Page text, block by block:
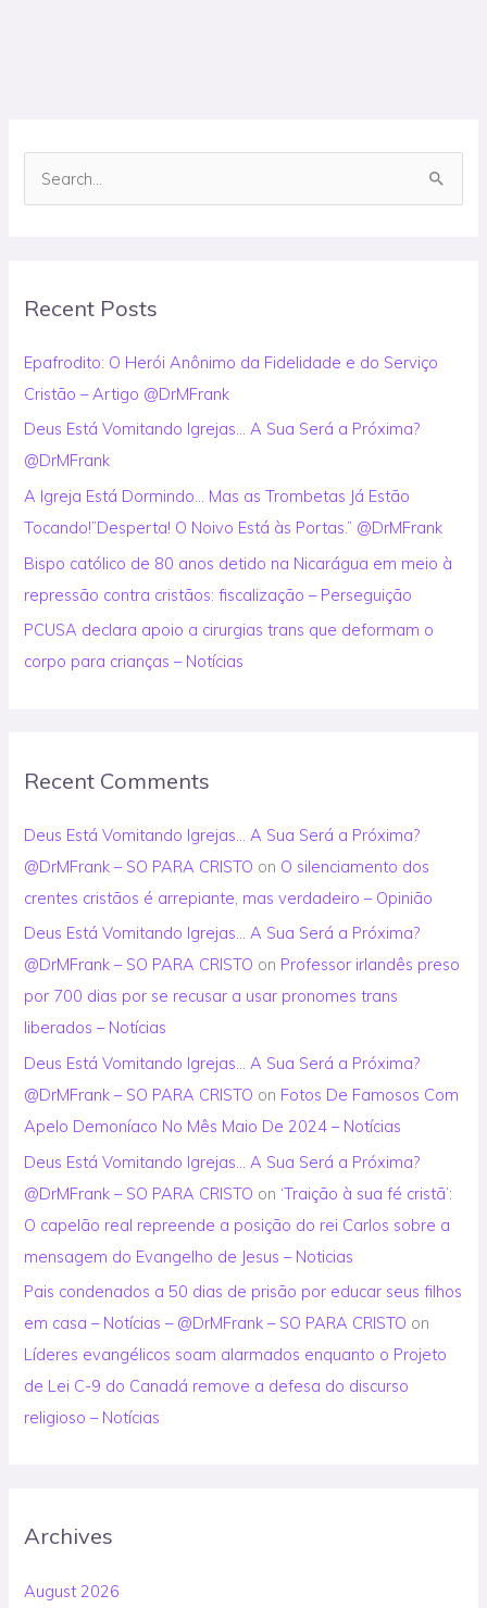
c
f
o
r
:
Recent Posts
Epafrodito: O Herói Anônimo da Fidelidade e do Serviço
Cristão – Artigo @DrMFrank
Deus Está Vomitando Igrejas… A Sua Será a Próxima?
@DrMFrank
A Igreja Está Dormindo… Mas as Trombetas Já Estão
Tocando!”Desperta! O Noivo Está às Portas.” @DrMFrank
Bispo católico de 80 anos detido na Nicarágua em meio à
repressão contra cristãos: fiscalização – Perseguição
PCUSA declara apoio a cirurgias trans que deformam o
corpo para crianças – Notícias
Recent Comments
Deus Está Vomitando Igrejas… A Sua Será a Próxima?
@DrMFrank – SO PARA CRISTO on O silenciamento dos
crentes cristãos é arrepiante, mas verdadeiro – Opinião
Deus Está Vomitando Igrejas… A Sua Será a Próxima?
@DrMFrank – SO PARA CRISTO on Professor irlandês preso
por 700 dias por se recusar a usar pronomes trans
liberados – Notícias
Deus Está Vomitando Igrejas… A Sua Será a Próxima?
@DrMFrank – SO PARA CRISTO on Fotos De Famosos Com
Apelo Demoníaco No Mês Maio De 2024 – Notícias
Deus Está Vomitando Igrejas… A Sua Será a Próxima?
@DrMFrank – SO PARA CRISTO on ‘Traição à sua fé cristã’:
O capelão real repreende a posição do rei Carlos sobre a
mensagem do Evangelho de Jesus – Noticias
Pais condenados a 50 dias de prisão por educar seus filhos
em casa – Notícias – @DrMFrank – SO PARA CRISTO on
Líderes evangélicos soam alarmados enquanto o Projeto
de Lei C-9 do Canadá remove a defesa do discurso
religioso – Notícias
Archives
August 2026